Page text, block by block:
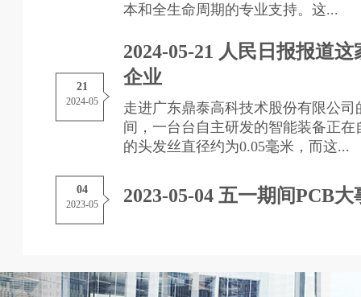
本和全生命周期的专业支持。这...
21
2024-05
2024-05-21 人民日报报道
企业
走进广东鼎泰高科技术股份有限公司
间，一台台自主研发的智能装备正在
的头发丝直径约为0.05毫米，而这...
04
2023-05 2023-05-04 五一期间PCB大